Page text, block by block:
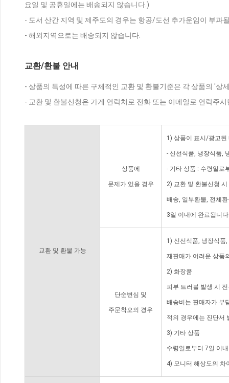
요일 및 공휴일에는 배송되지 않습니다.)
- 도서 산간 지역 및 제주도의 경우는 항공/도선 추가운임이 부과
- 해외지역으로는 배송되지 않습니다.
교환/환불 안내
- 상품의 특성에 따른 구체적인 교환 및 환불기준은 각 상품의 '상
- 교환 및 환불신청은 가게 연락처로 전화 또는 이메일로 연락주
교환 및 환불 가능
상품에
문제가 있을 경우
1) 상품이 표시/광고된
- 신선식품, 냉장식품,
- 기타 상품 : 수령일로
2) 교환 및 환불신청
배송, 일부환불, 전체
3일 이내에 완료됩니
단순변심 및
주문착오의 경우
1) 신선식품, 냉장식품
재판매가 어려운 상품
2) 화장품
피부 트러블 발생 시
배송비는 판매자가 부
적의 경우에는 진단서
3) 기타 상품
수령일로부터 7일 이
4) 모니터 해상도의 차